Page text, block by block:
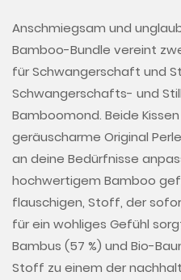
Anschmiegsam und
Bamboo-Bundle vereint
für Schwangerschaft und
Schwangerschafts- und
Bamboomond. Beide
geräuscharme Original
an deine Bedürfnisse
hochwertigem Bamboo
flauschigen, Stoff, der
für ein wohliges Gefühl
Bambus (57 %) und Bio-
Stoff zu einem der